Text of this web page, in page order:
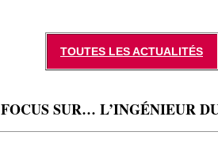
TOUTES LES ACTUALITÉS
FOCUS SUR… L’INGÉNIEUR